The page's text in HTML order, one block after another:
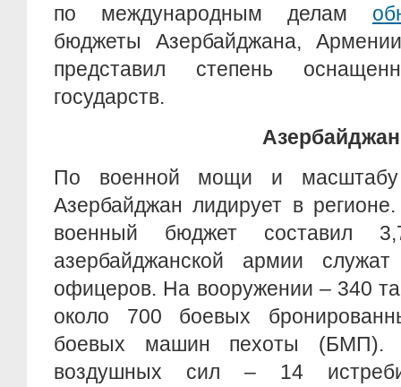
по международным делам
бюджеты Азербайджана,
представил степень
государств.
Азербайджан
По военной мощи и масштабу
Азербайджан лидирует в
военный бюджет составил
азербайджанской армии
офицеров. На вооружении – 340
около 700 боевых
боевых машин пехоты (БМП).
воздушных сил – 14